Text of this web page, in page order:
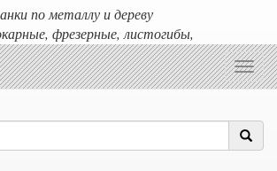
по металлу и дереву
фрезерные, листогибы,
и т.д.)
по России и ближнему зарубежью.